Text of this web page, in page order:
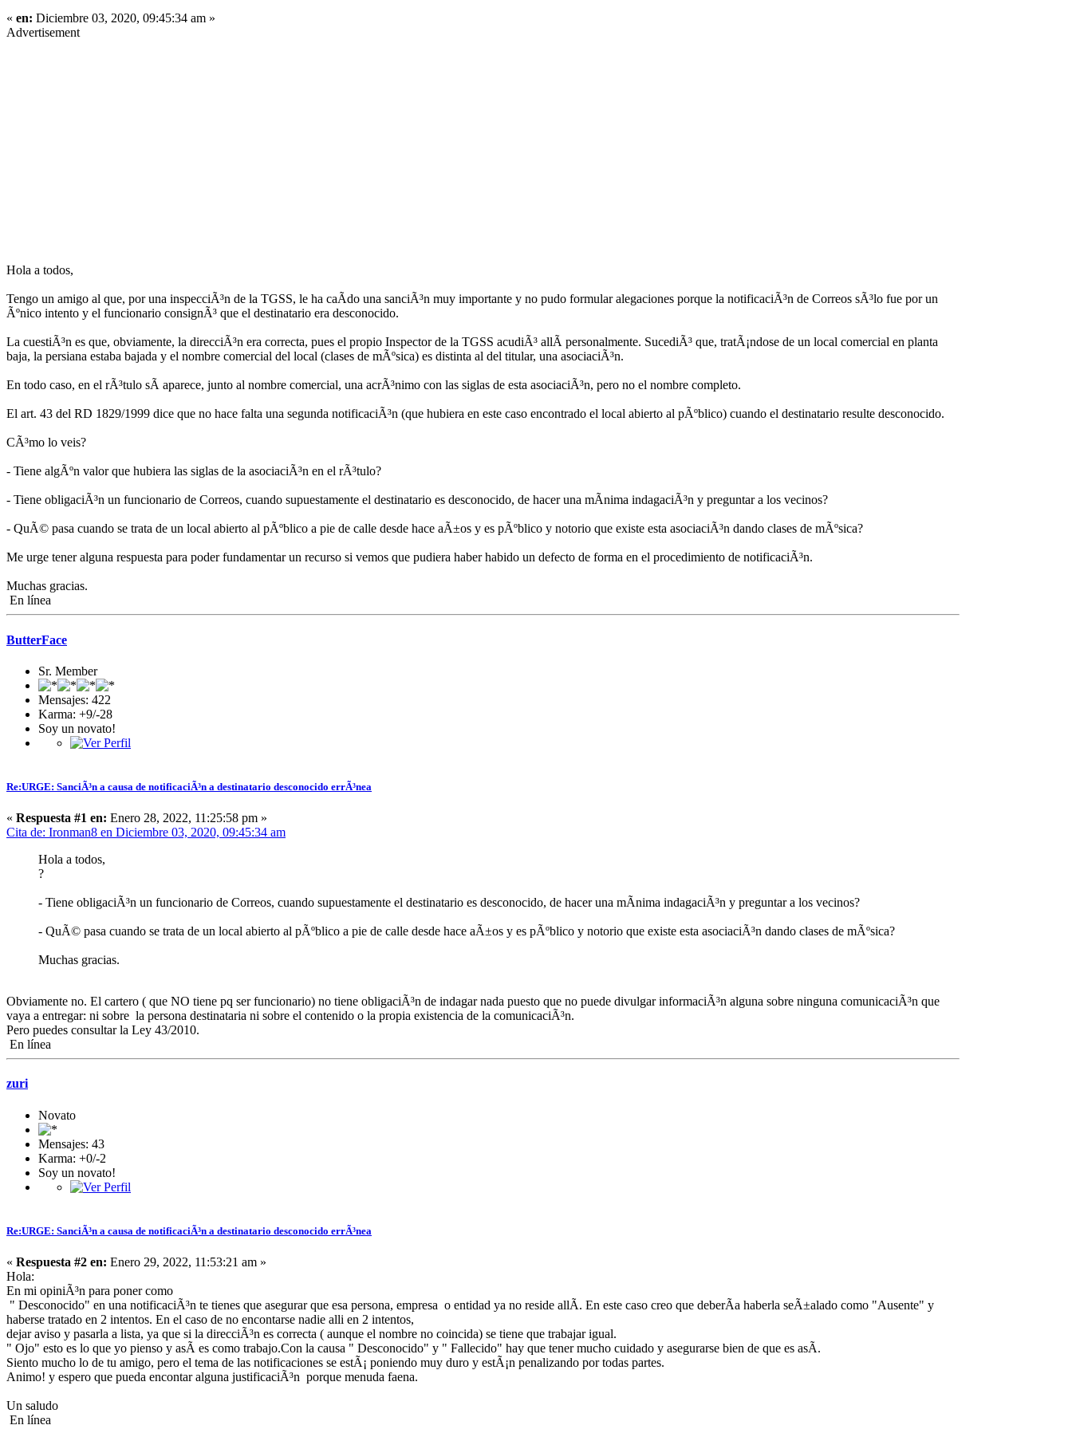
« en: Diciembre 03, 2020, 09:45:34 am »
Advertisement
Hola a todos,
Tengo un amigo al que, por una inspecciÃ³n de la TGSS, le ha caÃ­do una sanciÃ³n muy importante y no pudo formular alegaciones porque la notificaciÃ³n de Correos sÃ³lo fue por un
Ãºnico intento y el funcionario consignÃ³ que el destinatario era desconocido.
La cuestiÃ³n es que, obviamente, la direcciÃ³n era correcta, pues el propio Inspector de la TGSS acudiÃ³ allÃ­ personalmente. SucediÃ³ que, tratÃ¡ndose de un local comercial en planta
baja, la persiana estaba bajada y el nombre comercial del local (clases de mÃºsica) es distinta al del titular, una asociaciÃ³n.
En todo caso, en el rÃ³tulo sÃ­ aparece, junto al nombre comercial, una acrÃ³nimo con las siglas de esta asociaciÃ³n, pero no el nombre completo.
El art. 43 del RD 1829/1999 dice que no hace falta una segunda notificaciÃ³n (que hubiera en este caso encontrado el local abierto al pÃºblico) cuando el destinatario resulte desconocido.
CÃ³mo lo veis?
- Tiene algÃºn valor que hubiera las siglas de la asociaciÃ³n en el rÃ³tulo?
- Tiene obligaciÃ³n un funcionario de Correos, cuando supuestamente el destinatario es desconocido, de hacer una mÃ­nima indagaciÃ³n y preguntar a los vecinos?
- QuÃ© pasa cuando se trata de un local abierto al pÃºblico a pie de calle desde hace aÃ±os y es pÃºblico y notorio que existe esta asociaciÃ³n dando clases de mÃºsica?
Me urge tener alguna respuesta para poder fundamentar un recurso si vemos que pudiera haber habido un defecto de forma en el procedimiento de notificaciÃ³n.
Muchas gracias.
En línea
ButterFace
Sr. Member
Mensajes: 422
Karma: +9/-28
Soy un novato!
Re:URGE: SanciÃ³n a causa de notificaciÃ³n a destinatario desconocido errÃ³nea
« Respuesta #1 en: Enero 28, 2022, 11:25:58 pm »
Cita de: Ironman8 en Diciembre 03, 2020, 09:45:34 am
Hola a todos,
?
- Tiene obligaciÃ³n un funcionario de Correos, cuando supuestamente el destinatario es desconocido, de hacer una mÃ­nima indagaciÃ³n y preguntar a los vecinos?
- QuÃ© pasa cuando se trata de un local abierto al pÃºblico a pie de calle desde hace aÃ±os y es pÃºblico y notorio que existe esta asociaciÃ³n dando clases de mÃºsica?
Muchas gracias.
Obviamente no. El cartero ( que NO tiene pq ser funcionario) no tiene obligaciÃ³n de indagar nada puesto que no puede divulgar informaciÃ³n alguna sobre ninguna comunicaciÃ³n que
vaya a entregar: ni sobre la persona destinataria ni sobre el contenido o la propia existencia de la comunicaciÃ³n.
Pero puedes consultar la Ley 43/2010.
En línea
zuri
Novato
Mensajes: 43
Karma: +0/-2
Soy un novato!
Re:URGE: SanciÃ³n a causa de notificaciÃ³n a destinatario desconocido errÃ³nea
« Respuesta #2 en: Enero 29, 2022, 11:53:21 am »
Hola:
En mi opiniÃ³n para poner como
" Desconocido" en una notificaciÃ³n te tienes que asegurar que esa persona, empresa o entidad ya no reside allÃ­. En este caso creo que deberÃ­a haberla seÃ±alado como "Ausente" y
haberse tratado en 2 intentos. En el caso de no encontarse nadie alli en 2 intentos,
dejar aviso y pasarla a lista, ya que si la direcciÃ³n es correcta ( aunque el nombre no coincida) se tiene que trabajar igual.
" Ojo" esto es lo que yo pienso y asÃ­ es como trabajo.Con la causa " Desconocido" y " Fallecido" hay que tener mucho cuidado y asegurarse bien de que es asÃ­.
Siento mucho lo de tu amigo, pero el tema de las notificaciones se estÃ¡ poniendo muy duro y estÃ¡n penalizando por todas partes.
Animo! y espero que pueda encontar alguna justificaciÃ³n porque menuda faena.
Un saludo
En línea